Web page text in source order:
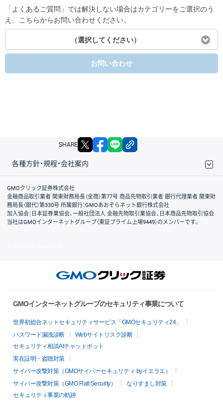
「よくあるご質問」では解決しない場合はカテゴリーをご選択のう
え、こちらからお問い合わせください。
（選択してください）
お問い合わせ
SHARE X facebook
各種方針・規程・会社案内
取引規程・約款
サイトマップ
その他のご案内
個人情報保護方針
最良執行方針
サイトのご利用について
ディスクレイマー
信託保全
リスク説明
会社案内
GMOクリック証券株式会社
金融商品取引業者 関東財務局長（金商）第77号 商品先物取引業者 銀行代理業者 関東財
務局長（銀代）第330号 所属銀行：GMOあおぞらネット銀行株式会社
加入協会：日本証券業協会、一般社団法人 金融先物取引業協会、日本商品先物取引協会
当社はGMOインターネットグループ（東証プライム上場9449）のメンバーです。
GMOインターネットグループのセキュリティ事業について
世界初総合ネットセキュリティサービス「GMOセキュリティ24」
パスワード漏洩診断
Webサイトリスク診断
セキュリティ相談AIチャットボット
実在証明・盗聴対策
サイバー攻撃対策（GMOサイバーセキュリティ byイエラエ）
サイバー攻撃対策（GMO Flatt Security）
なりすまし対策
セキュリティ事業の軌跡